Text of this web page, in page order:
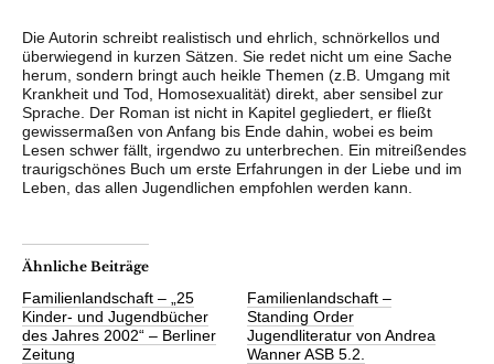
Die Autorin schreibt realistisch und ehrlich, schnörkellos und
überwiegend in kurzen Sätzen. Sie redet nicht um eine Sache
herum, sondern bringt auch heikle Themen (z.B. Umgang mit
Krankheit und Tod, Homosexualität) direkt, aber sensibel zur
Sprache. Der Roman ist nicht in Kapitel gegliedert, er fließt
gewissermaßen von Anfang bis Ende dahin, wobei es beim
Lesen schwer fällt, irgendwo zu unterbrechen. Ein mitreißendes
traurigschönes Buch um erste Erfahrungen in der Liebe und im
Leben, das allen Jugendlichen empfohlen werden kann.
Ähnliche Beiträge
Familienlandschaft – „25
Kinder- und Jugendbücher
des Jahres 2002“ – Berliner
Zeitung
Familienlandschaft –
Standing Order
Jugendliteratur von Andrea
Wanner ASB 5.2.